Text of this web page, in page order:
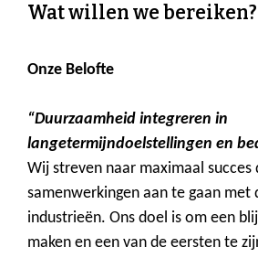
Wat willen we bereiken?
Onze Belofte
“Duurzaamheid integreren in
langetermijndoelstellingen en
Wij streven naar maximaal succes
samenwerkingen aan te gaan met
industrieën. Ons doel is om een
maken en een van de eersten te